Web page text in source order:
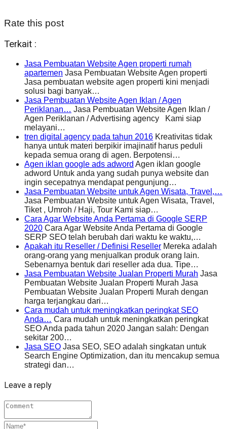
Rate this post
Terkait :
Jasa Pembuatan Website Agen properti rumah
apartemen Jasa Pembuatan Website Agen properti
Jasa pembuatan website agen properti kini menjadi
solusi bagi banyak…
Jasa Pembuatan Website Agen Iklan / Agen
Periklanan… Jasa Pembuatan Website Agen Iklan /
Agen Periklanan / Advertising agency Kami siap
melayani…
tren digital agency pada tahun 2016 Kreativitas tidak
hanya untuk materi berpikir imajinatif harus peduli
kepada semua orang di agen. Berpotensi…
Agen iklan google ads adword Agen iklan google
adword Untuk anda yang sudah punya website dan
ingin secepatnya mendapat pengunjung…
Jasa Pembuatan Website untuk Agen Wisata, Travel,…
Jasa Pembuatan Website untuk Agen Wisata, Travel,
Tiket , Umroh / Haji, Tour Kami siap…
Cara Agar Website Anda Pertama di Google SERP
2020 Cara Agar Website Anda Pertama di Google
SERP SEO telah berubah dari waktu ke waktu,…
Apakah itu Reseller / Definisi Reseller Mereka adalah
orang-orang yang menjualkan produk orang lain.
Sebenarnya bentuk dari reseller ada dua. Tipe…
Jasa Pembuatan Website Jualan Properti Murah Jasa
Pembuatan Website Jualan Properti Murah Jasa
Pembuatan Website Jualan Properti Murah dengan
harga terjangkau dari…
Cara mudah untuk meningkatkan peringkat SEO
Anda… Cara mudah untuk meningkatkan peringkat
SEO Anda pada tahun 2020 Jangan salah: Dengan
sekitar 200…
Jasa SEO Jasa SEO, SEO adalah singkatan untuk
Search Engine Optimization, dan itu mencakup semua
strategi dan…
Leave a reply